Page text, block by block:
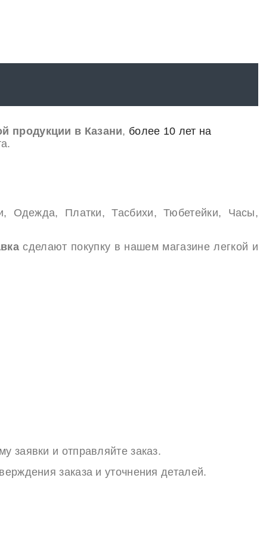
продукции в Казани, более 10 лет на
Одежда, Платки, Тасбихи, Тюбетейки, Часы,
сделают покупку в нашем магазине легкой и
заявки и отправляйте заказ.
заказа и уточнения деталей.